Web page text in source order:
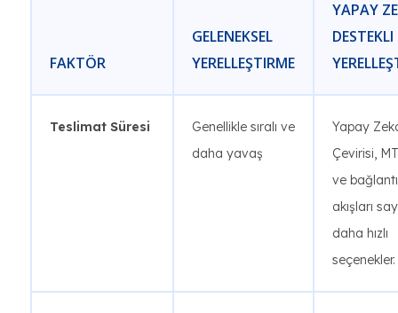
FAKTÖR
GELENEKSEL
YERELLEŞTIRME
YAPAY
DESTEKLI
Teslimat Süresi
Genellikle sıralı ve
daha yavaş
Yapay
Çevirisi,
ve
akışları
daha hızlı
seçenekler.